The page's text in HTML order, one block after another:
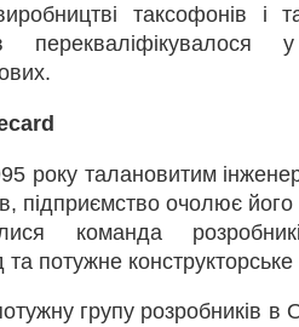
таксофонів
перекваліфікувалося
року талановитим
підприємство очолює
команда
потужне
групу розробників в